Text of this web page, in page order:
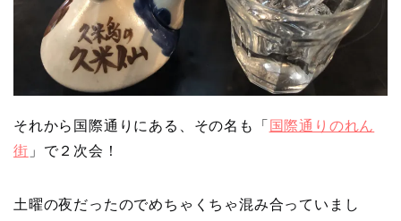
それから国際通りにある、その名も「 国際通りのれん
街 」で２次会！
土曜の夜だったのでめちゃくちゃ混み合っていまし